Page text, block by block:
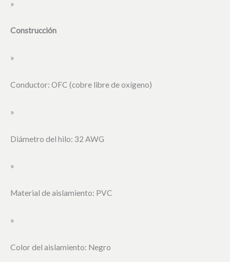
»
Construcción
»
Conductor: OFC (cobre libre de oxígeno)
»
Diámetro del hilo: 32 AWG
»
Material de aislamiento: PVC
»
Color del aislamiento: Negro